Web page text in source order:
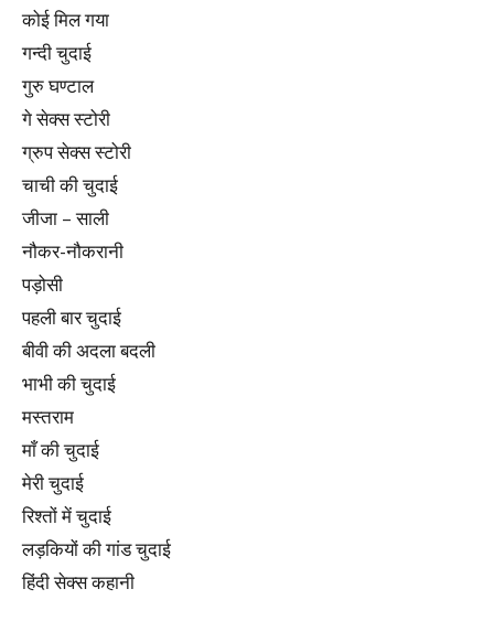
कोई मिल गया
गन्दी चुदाई
गुरु घण्टाल
गे सेक्स स्टोरी
ग्रुप सेक्स स्टोरी
चाची की चुदाई
जीजा – साली
नौकर-नौकरानी
पड़ोसी
पहली बार चुदाई
बीवी की अदला बदली
भाभी की चुदाई
मस्तराम
माँ की चुदाई
मेरी चुदाई
रिश्तों में चुदाई
लड़कियों की गांड चुदाई
हिंदी सेक्स कहानी